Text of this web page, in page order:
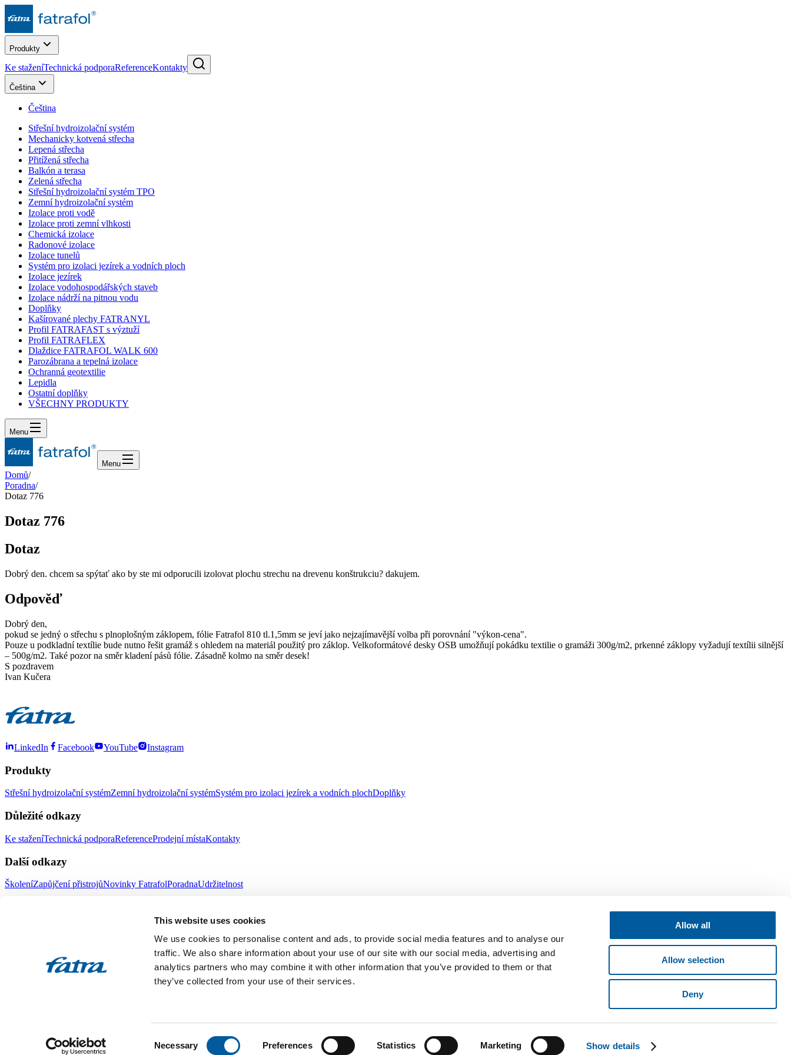
This website uses cookies
We use cookies to personalise content and ads, to provide social media features and to analyse our
traffic. We also share information about your use of our site with our social media, advertising and
analytics partners who may combine it with other information that you’ve provided to them or that
they’ve collected from your use of their services.
Necessary Preferences Statistics Marketing Show details
Allow all
Allow selection
Deny
Produkty
Ke staženíTechnická podporaReferenceKontakty
Čeština
Čeština
Střešní hydroizolační systém
Mechanicky kotvená střecha
Lepená střecha
Přitížená střecha
Balkón a terasa
Zelená střecha
Střešní hydroizolační systém TPO
Zemní hydroizolační systém
Izolace proti vodě
Izolace proti zemní vlhkosti
Chemická izolace
Radonové izolace
Izolace tunelů
Systém pro izolaci jezírek a vodních ploch
Izolace jezírek
Izolace vodohospodářských staveb
Izolace nádrží na pitnou vodu
Doplňky
Kašírované plechy FATRANYL
Profil FATRAFAST s výztuží
Profil FATRAFLEX
Dlaždice FATRAFOL WALK 600
Parozábrana a tepelná izolace
Ochranná geotextilie
Lepidla
Ostatní doplňky
VŠECHNY PRODUKTY
Menu
Menu
Domů/
Poradna/
Dotaz 776
Dotaz 776
Dotaz
Dobrý den. chcem sa spýtať ako by ste mi odporucili izolovat plochu strechu na drevenu konštrukciu? dakujem.
Odpověď
Dobrý den,
pokud se jedný o střechu s plnoplošným záklopem, fólie Fatrafol 810 tl.1,5mm se jeví jako nejzajímavější volba při porovnání "výkon-cena".
Pouze u podkladní textílie bude nutno řešit gramáž s ohledem na materiál použitý pro záklop. Velkoformátové desky OSB umožňují pokádku textilie o gramáži 300g/m2, prkenné záklopy vyžadují textílii silnější
– 500g/m2. Také pozor na směr kladení pásů fólie. Zásadně kolmo na směr desek!
S pozdravem
Ivan Kučera
LinkedIn Facebook YouTube Instagram
Produkty
Střešní hydroizolační systémZemní hydroizolační systémSystém pro izolaci jezírek a vodních plochDoplňky
Důležité odkazy
Ke staženíTechnická podporaReferenceProdejní místaKontakty
Další odkazy
ŠkoleníZapůjčení přistrojůNovinky FatrafolPoradnaUdržitelnost
Volné pozice Ochrana oznamovatelů
vložka 4598. Společnost Fatra, a.s., je členem koncernu AGROFERT řízeného společností AGROFERT, a.s., IČO 26185610, se sídlem na adrese Pyšelská 2327/2, Chodov, 149 00 Praha 4. © 2026 Fatra, a.s. •